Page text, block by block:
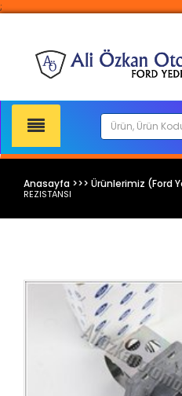
;
Anasayfa >>> Ürünlerimiz (Ford
REZISTANSI